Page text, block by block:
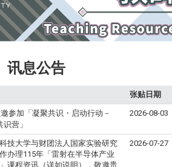
讯息公告
张贴日期
参加「凝聚共识・启动行动－
营」
2026-08-03
技大学与财团法人国家实验研究
办理115年「雷射在半导体产业
课程资讯（详如说明），敬邀贵
2026-07-27